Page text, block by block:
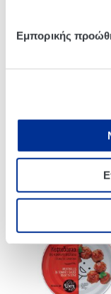
Εμπορικής
Texas Mix